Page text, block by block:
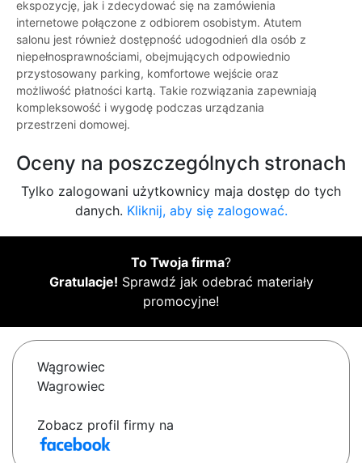
ekspozycję, jak i zdecydować się na zamówienia
internetowe połączone z odbiorem osobistym. Atutem
salonu jest również dostępność udogodnień dla osób z
niepełnosprawnościami, obejmujących odpowiednio
przystosowany parking, komfortowe wejście oraz
możliwość płatności kartą. Takie rozwiązania zapewniają
kompleksowość i wygodę podczas urządzania
przestrzeni domowej.
Oceny na poszczególnych stronach
Tylko zalogowani użytkownicy maja dostęp do tych
danych. Kliknij, aby się zalogować.
To Twoja firma?
Gratulacje! Sprawdź jak odebrać materiały
promocyjne!
Wągrowiec
Wagrowiec
Zobacz profil firmy na